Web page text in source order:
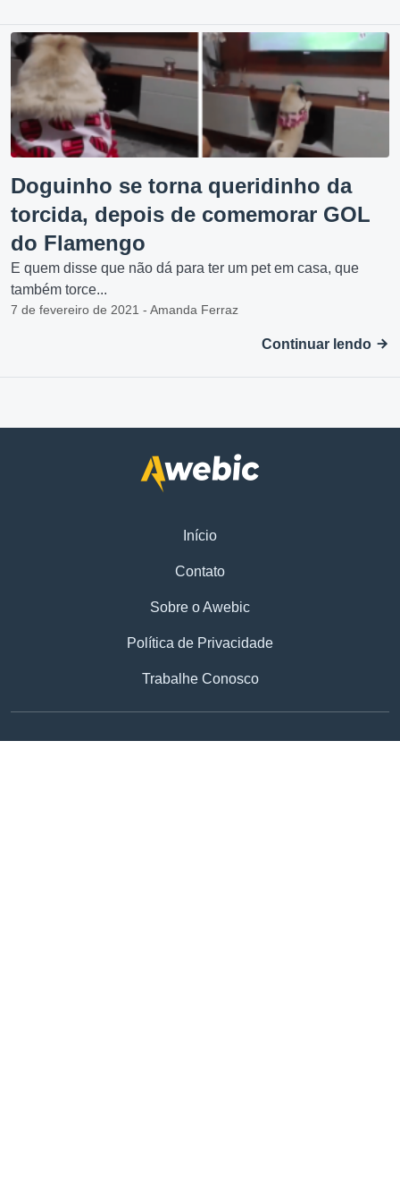
Doguinho se torna queridinho da
torcida, depois de comemorar GOL
do Flamengo
E quem disse que não dá para ter um pet em casa, que
também torce...
7 de fevereiro de 2021 - Amanda Ferraz
Continuar lendo
Início
Contato
Sobre o Awebic
Política de Privacidade
Trabalhe Conosco